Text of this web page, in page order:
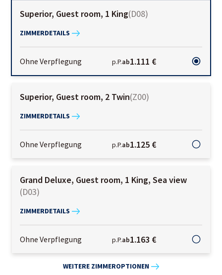
Superior, Guest room, 1 King(D08)
ZIMMERDETAILS
Ohne Verpflegung p.P.ab1.111 €
Superior, Guest room, 2 Twin(Z00)
ZIMMERDETAILS
Ohne Verpflegung p.P.ab1.125 €
Grand Deluxe, Guest room, 1 King, Sea view
(D03)
ZIMMERDETAILS
Ohne Verpflegung p.P.ab1.163 €
WEITERE ZIMMEROPTIONEN